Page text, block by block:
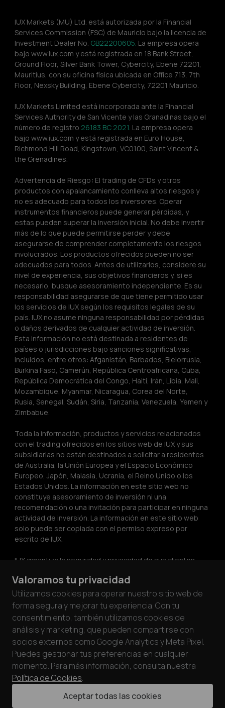
IUX Markets (MU) Ltd. está autorizada por la Financial
Services Commission (FSC) de Mauricio bajo la licencia de
Investment Dealer No. GB22200605. La empresa opera
bajo www.iux.com y está registrada en 18 Bank Street,
Ground Floor, Silver Bank Tower, Cybercity, Ebene 72201,
Mauritius, con su oficina física ubicada en Office 713, 7th
Floor, Nexsky Building, Ebene Cybercity, 72201 Mauricio.
IUX Markets Limited está incorporada ante la Financial
Services Authority de San Vicente y las Granadinas bajo el
número de registro 26183 BC 2021. La empresa opera
bajo www.iux.com y está registrada en Euro House,
Richmond Hill Road, Kingstown, VC0100, Saint Vincent &
the Grenadines.
Advertencia de Riesgo: El trading de CFDs y otros
productos con apalancamiento conlleva altos riesgos y
no es adecuado para todos los inversores. Operar
instrumentos financieros puede generar pérdidas, y
estas pueden superar la inversión inicial. No debe invertir
más de lo que puede permitirse perder y debe
asegurarse de comprender completamente los riesgos
involucrados. Los productos ofrecidos pueden no ser
adecuados para todos. Antes de utilizarlos, considere su
nivel de experiencia, sus objetivos financieros y, si es
necesario, busque asesoramiento independiente. Es su
responsabilidad asegurarse de que tiene permitido usar
los servicios de IUX según los requisitos legales de su
país. IUX no asume ninguna responsabilidad por pérdidas
o daños derivados de cualquier actividad de inversión.
Esta información no está destinada a residentes de
países o jurisdicciones bajo sanciones significativas,
incluidos, entre otros: Afganistán, Barbados, Bielorrusia,
Burkina Faso, Camerún, República Centroafricana, Cuba,
República Democrática del Congo, Haití, Irán, Libia, Mali,
Mozambique, Myanmar, Nicaragua, Corea del Norte,
Rusia, Senegal, Sudán, Siria, Tanzania, Venezuela, Yemen y
Zimbabue.
Toda la información, productos y servicios relacionados
con el trading ofrecidos en los sitios web de IUX y sus
subsidiarias no están destinados a solicitar a residentes
de Australia, la Unión Europea y el Espacio Económico
Europeo, Japón, Malasia, Ucrania, el Reino Unido o los
Estados Unidos. La información en este sitio web no
constituye asesoramiento de inversión ni una
recomendación o una invitación para participar en ninguna
actividad de inversión. La información en este sitio web
solo puede ser copiada con el permiso expreso por
escrito de IUX.
IUX garantiza la seguridad y privacidad de sus clientes
asociaciones con procesadores de tarjetas auditados
bajo los requisitos PCI DSS, priorizamos la seguridad de
los fondos y datos de los clientes.
© 2026 IUX Markets Limited.
Valoramos tu privacidad
Utilizamos cookies para operar nuestro sitio web de
forma segura y mejorar tu experiencia. Con tu
consentimiento, también utilizamos cookies de
análisis y marketing, que pueden compartirse con
socios externos como Google Analytics y Meta Pixel.
Puedes gestionar tus preferencias en cualquier
momento. Para más información, consulta nuestra
Política de Cookies.
Aceptar todas las cookies